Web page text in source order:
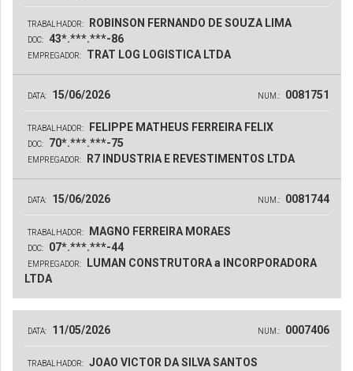
TRABALHADOR: ROBINSON FERNANDO DE SOUZA LIMA
DOC: 43*.***.***-86
EMPREGADOR: TRAT LOG LOGISTICA LTDA
DATA: 15/06/2026 NUM.: 0081751
TRABALHADOR: FELIPPE MATHEUS FERREIRA FELIX
DOC: 70*.***.***-75
EMPREGADOR: R7 INDUSTRIA E REVESTIMENTOS LTDA
DATA: 15/06/2026 NUM.: 0081744
TRABALHADOR: MAGNO FERREIRA MORAES
DOC: 07*.***.***-44
EMPREGADOR:
LUMAN CONSTRUTORA a INCORPORADORA
LTDA
DATA: 11/05/2026 NUM.: 0007406
TRABALHADOR: JOAO VICTOR DA SILVA SANTOS